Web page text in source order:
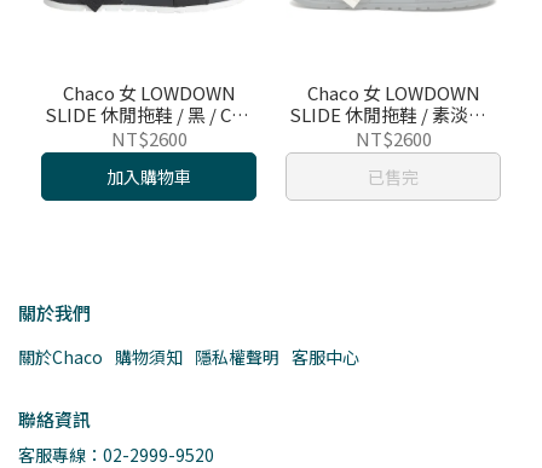
Chaco 女 LOWDOWN
SLIDE 休閒拖鞋 / 黑 / CH-
LSW01H405
NT$2600
加入購物車
Chaco 女 LOWDOWN
SLIDE 休閒拖鞋 / 素淡彩 /
CH-LSW01HH15
NT$2600
已售完
關於我們
關於Chaco 購物須知 隱私權聲明 客服中心
聯絡資訊
客服專線：02-2999-9520